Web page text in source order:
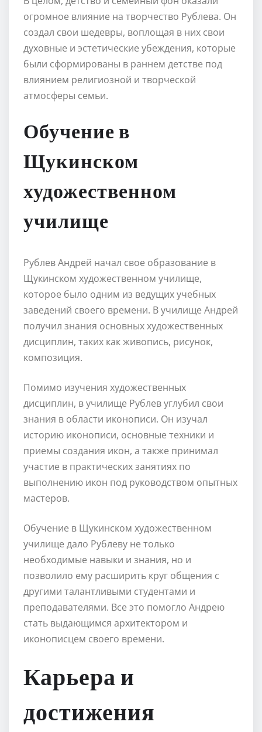
огромное влияние на творчество Рублева. Он
создал свои шедевры, воплощая в них свои
духовные и эстетические убеждения, которые
были сформированы в раннем детстве под
влиянием религиозной и творческой
атмосферы семьи.
Обучение в
Щукинском
художественном
училище
Рублев Андрей начал свое образование в
Щукинском художественном училище,
которое было одним из ведущих учебных
заведений своего времени. В училище Андрей
получил знания основных художественных
дисциплин, таких как живопись, рисунок,
композиция.
Помимо изучения художественных
дисциплин, в училище Рублев углубил свои
знания в области иконописи. Он изучал
историю иконописи, основные техники и
приемы создания икон, а также принимал
участие в практических занятиях по
выполнению икон под руководством опытных
мастеров.
Обучение в Щукинском художественном
училище дало Рублеву не только
необходимые навыки и знания, но и
позволило ему расширить круг общения с
другими талантливыми студентами и
преподавателями. Все это помогло Андрею
стать выдающимся архитектором и
иконописцем своего времени.
Карьера и
достижения